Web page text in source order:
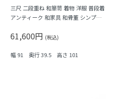
三尺 二段重ね 和箪笥 着物 洋服 普段着
アンティーク 和家具 和骨董 シンプル
61,600円 (税込)
幅 91 奥行 39.5 高さ 101